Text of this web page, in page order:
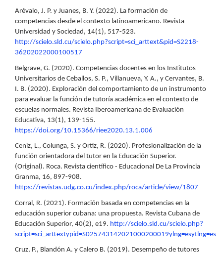
Arévalo, J. P. y Juanes, B. Y. (2022). La formación de
competencias desde el contexto latinoamericano. Revista
Universidad y Sociedad, 14(1), 517-523.
http://scielo.sld.cu/scielo.php?script=sci_arttext&pid=S2218-
36202022000100517
Belgrave, G. (2020). Competencias docentes en los Institutos
Universitarios de Ceballos, S. P., Villanueva, Y. A., y Cervantes, B.
I. B. (2020). Exploración del comportamiento de un instrumento
para evaluar la función de tutoría académica en el contexto de
escuelas normales. Revista Iberoamericana de Evaluación
Educativa, 13(1), 139-155.
https://doi.org/10.15366/riee2020.13.1.006
Ceniz, L., Colunga, S. y Ortiz, R. (2020). Profesionalización de la
función orientadora del tutor en la Educación Superior.
(Original). Roca. Revista científico - Educacional De La Provincia
Granma, 16, 897-908.
https://revistas.udg.co.cu/index.php/roca/article/view/1807
Corral, R. (2021). Formación basada en competencias en la
educación superior cubana: una propuesta. Revista Cubana de
Educación Superior, 40(2), e19. http://scielo.sld.cu/scielo.php?
script=sci_arttextypid=S025743142021000200019ylng=esytlng=es
Cruz, P., Blandón A. y Calero B. (2019). Desempeño de tutores